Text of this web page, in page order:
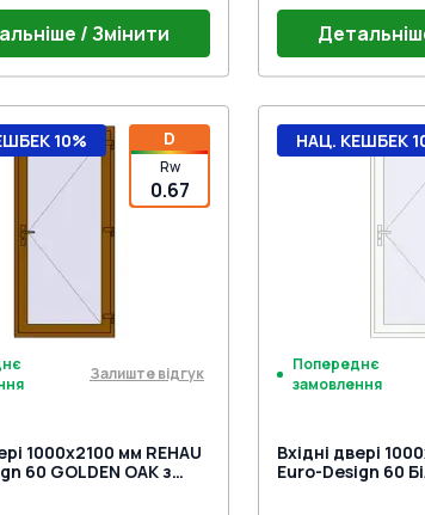
/ Змінити
(BrD)
VICTORY MEDOS
Європа MEDOS
(E60;BrD)
три точки (SECURY) під
Поріг 24mm
Дверний
Дверна петля
Jocker біла
Замок на три
нажимну ручку
D
Rw
0.67
10%
Залиште відгук
1000x2100 мм REHAU
60 GOLDEN OAK з
НАЦ. КЕШБЕК
Попереднє
замовлення
Вхідні двері
Euro-Design 60